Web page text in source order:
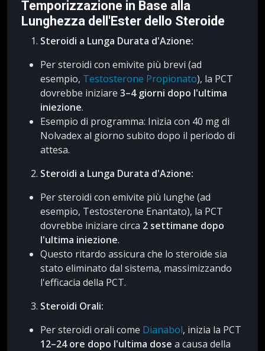
Temporizzazione in Base alla
Lunghezza dell'Ester dello Steroide
Steroidi a Lunga Durata d'Azione:
Per steroidi con emivite più brevi (ad
esempio, Testosterone Propionato), la PCT
dovrebbe iniziare 3–4 giorni dopo l'ultima
iniezione.
Esempio di programma: Inizia con 40 mg di
Nolvadex al giorno subito dopo il periodo di
attesa.
Steroidi a Lunga Durata d'Azione:
Per steroidi con emivite più lunghe (ad
esempio, Testosterone Enantato), la PCT
dovrebbe iniziare circa 2 settimane dopo
l'ultima iniezione.
Questo ritardo assicura che lo steroide sia
stato eliminato dal sistema, massimizzando
l'efficacia della PCT.
Steroidi Orali:
Per steroidi orali come Dianabol, inizia la PCT
12–24 ore dopo l'ultima dose a causa della